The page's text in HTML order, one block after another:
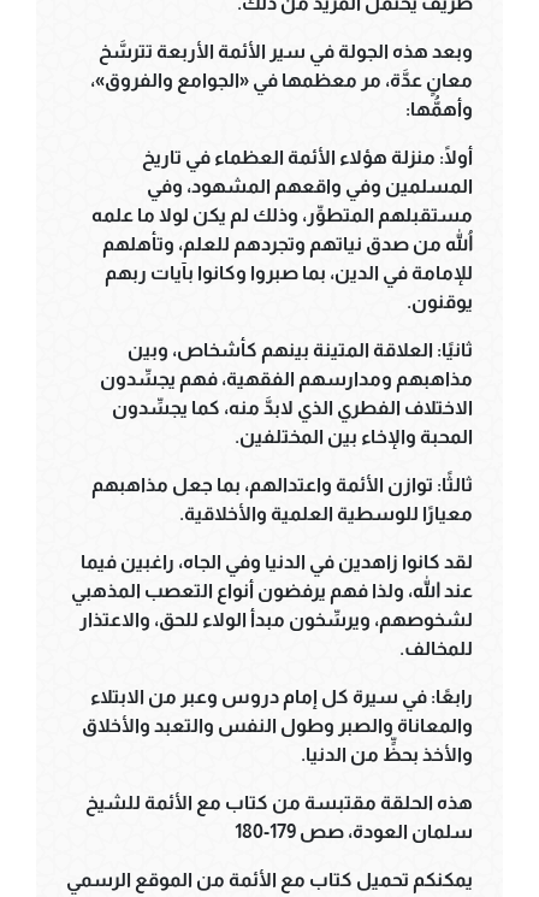
وبعد هذه الجولة في سير الأئمة الأربعة تترسَّخ
معانٍ عدَّة، مر معظمها في «الجوامع والفروق»،
وأهمُّها:
أولًا: منزلة هؤلاء الأئمة العظماء في تاريخ
المسلمين وفي واقعهم المشهود، وفي
مستقبلهم المتطوِّر، وذلك لم يكن لولا ما علمه
اللهُ من صدق نياتهم وتجردهم للعلم، وتأهلهم
للإمامة في الدين، بما صبروا وكانوا بآيات ربهم
يوقنون.
ثانيًا: العلاقة المتينة بينهم كأشخاص، وبين
مذاهبهم ومدارسهم الفقهية، فهم يجسِّدون
الاختلاف الفطري الذي لابدَّ منه، كما يجسِّدون
المحبة والإخاء بين المختلفين.
ثالثًا: توازن الأئمة واعتدالهم، بما جعل مذاهبهم
معيارًا للوسطية العلمية والأخلاقية.
لقد كانوا زاهدين في الدنيا وفي الجاه، راغبين فيما
عند الله، ولذا فهم يرفضون أنواع التعصب المذهبي
لشخوصهم، ويرسِّخون مبدأ الولاء للحق، والاعتذار
للمخالف.
رابعًا: في سيرة كل إمام دروس وعبر من الابتلاء
والمعاناة والصبر وطول النفس والتعبد والأخلاق
والأخذ بحظٍّ من الدنيا.
هذه الحلقة مقتبسة من كتاب مع الأئمة للشيخ
سلمان العودة، صص 179-180
يمكنكم تحميل كتاب مع الأئمة من الموقع الرسمي